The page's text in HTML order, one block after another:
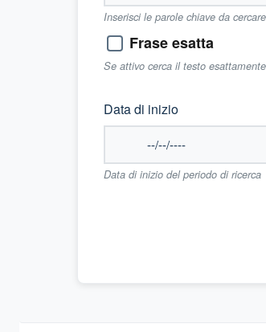
Inserisci le parole chiave da
Frase esatta
Se attivo cerca il testo
Data di inizio
Data di inizio del periodo di ricerca